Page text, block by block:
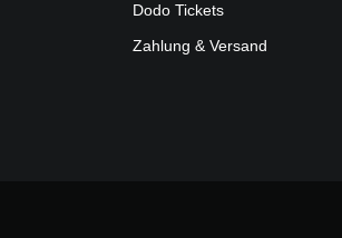
Dodo Tickets
Zahlung & Versand